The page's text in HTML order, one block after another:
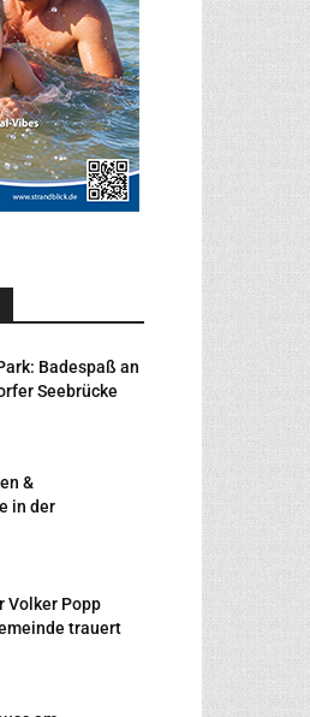
Badespaß an
Seebrücke
&
in der
Volker Popp
trauert